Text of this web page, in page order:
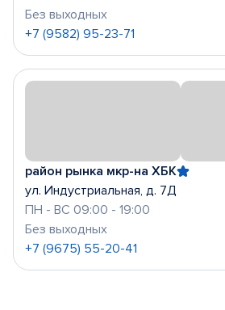
Без выходных
+7 (9582) 95-23-71
район рынка мкр-на ХБК
ул. Индустриальная, д. 7Д
ПН - ВС 09:00 - 19:00
Без выходных
+7 (9675) 55-20-41